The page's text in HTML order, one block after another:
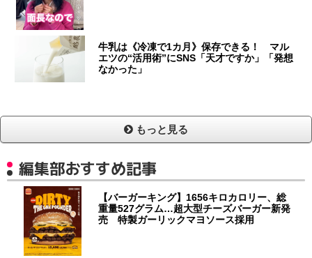
牛乳は《冷凍で1カ月》保存できる！ マル
エツの“活用術”にSNS「天才ですか」「発想
なかった」
もっと見る
編集部おすすめ記事
【バーガーキング】1656キロカロリー、総
重量527グラム…超大型チーズバーガー新発
売 特製ガーリックマヨソース採用